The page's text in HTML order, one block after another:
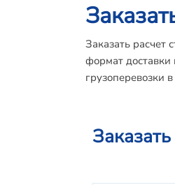
Заказать расчет
формат доставки
грузоперевозки